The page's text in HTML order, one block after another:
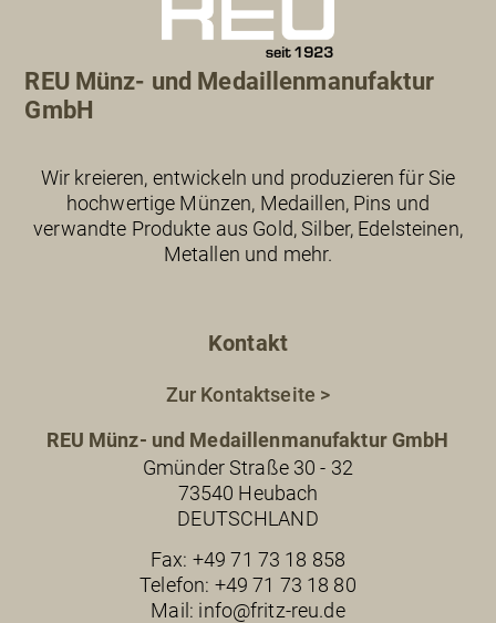
REU Münz- und Medaillenmanufaktur
GmbH
Wir kreieren, entwickeln und produzieren für Sie
hochwertige Münzen, Medaillen, Pins und
verwandte Produkte aus Gold, Silber, Edelsteinen,
Metallen und mehr.
Kontakt
Zur Kontaktseite >
REU Münz- und Medaillenmanufaktur GmbH
Gmünder Straße 30 - 32
73540 Heubach
DEUTSCHLAND
Fax: +49 71 73 18 858
Telefon: +49 71 73 18 80
Mail: info@fritz-reu.de